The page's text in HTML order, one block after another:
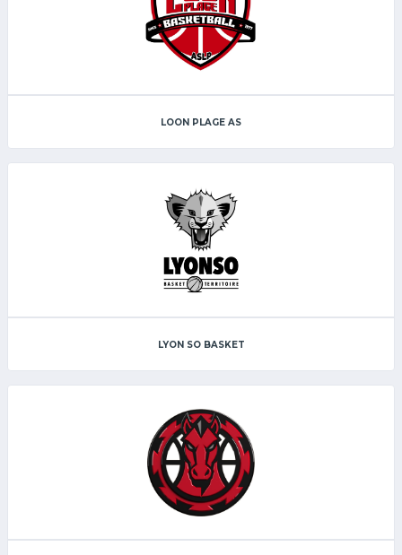
LOON PLAGE AS
LYON SO BASKET